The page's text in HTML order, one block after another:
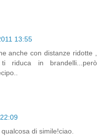
13:55
anche con distanze ridotte ,
riduca in brandelli...però
di simile!ciao.